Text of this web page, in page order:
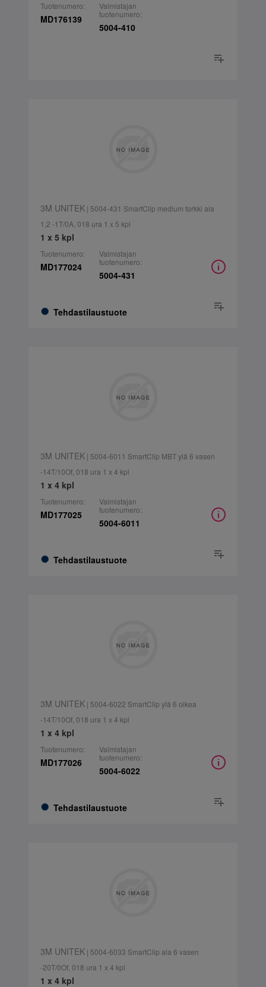
Tuotenumero:
MD176139
Valmistajan
tuotenumero:
5004-410
3M UNITEK| 5004-431 SmartClip medium torkki ala
1,2 -1T/0A, 018 ura 1 x 5 kpl
1 x 5 kpl
Tuotenumero:
MD177024
Tehdastilaustuote
Valmistajan
tuotenumero:
5004-431
3M UNITEK| 5004-6011 SmartClip MBT ylä 6 vasen
-14T/10Of, 018 ura 1 x 4 kpl
1 x 4 kpl
Tuotenumero:
MD177025
Tehdastilaustuote
Valmistajan
tuotenumero:
5004-6011
3M UNITEK| 5004-6022 SmartClip ylä 6 oikea
-14T/10Of, 018 ura 1 x 4 kpl
1 x 4 kpl
Tuotenumero:
MD177026
Tehdastilaustuote
Valmistajan
tuotenumero:
5004-6022
3M UNITEK| 5004-6033 SmartClip ala 6 vasen
-20T/0Of, 018 ura 1 x 4 kpl
1 x 4 kpl